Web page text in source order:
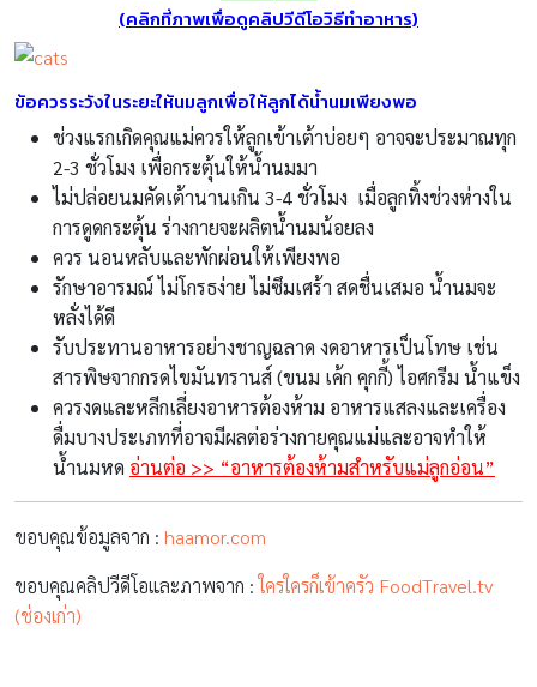
สารพิษจากกรดไขมันทรานส์ (ขนม เค้ก คุกกี้) ไอศกรีม น้ำแข็ง
ควรงดและหลีกเลี่ยงอาหารต้องห้าม อาหารแสลงและเครื่อง
ดื่มบางประเภทที่อาจมีผลต่อร่างกายคุณแม่และอาจทำให้
น้ำนมหดอ่านต่อ>>“อาหารต้องห้ามสำหรับแม่ลูกอ่อน”
ขอบคุณข้อมูลจาก :haamor.com
ขอบคุณคลิปวีดีโอและภาพจาก :ใครใครก็เข้าครัว FoodTravel.tv
(ช่องเก่า)
เลี้ยงลูกให้ เก่ง ดี มีสุข ไปกับเรา คลิกติดตามที่
Amarin Baby & Kids
Pages: